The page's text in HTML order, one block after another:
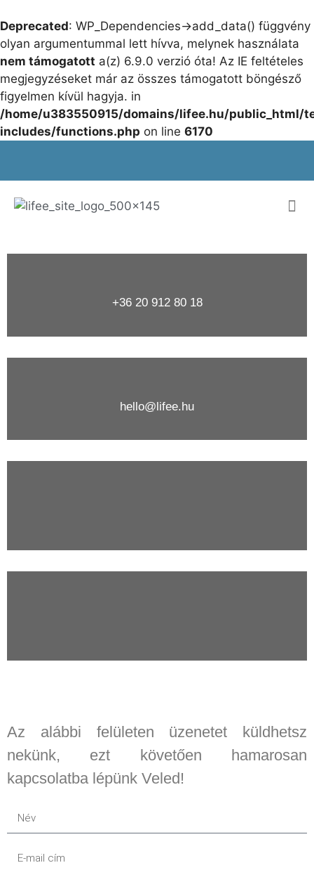
Deprecated: WP_Dependencies->add_data() függvény
olyan argumentummal lett hívva, melynek használata
nem támogatott a(z) 6.9.0 verzió óta! Az IE feltételes
megjegyzéseket már az összes támogatott böngésző
figyelmen kívül hagyja. in
/home/u383550915/domains/lifee.hu/public_html/
includes/functions.php on line 6170
+36 20 912 80 18
hello@lifee.hu
Az alábbi felületen üzenetet küldhetsz
nekünk, ezt követően hamarosan
kapcsolatba lépünk Veled!